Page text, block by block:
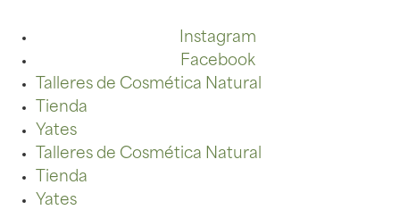
Instagram
Facebook
Talleres de Cosmética Natural
Tienda
Yates
Talleres de Cosmética Natural
Tienda
Yates